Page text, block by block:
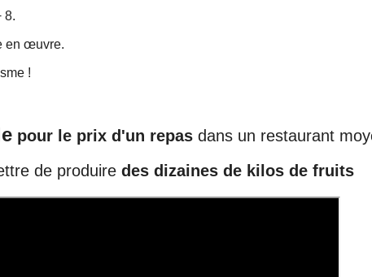
8.
en œuvre.
!
pour le prix d'un repasdans un restaurant
de produire des dizaines de kilos de fruits